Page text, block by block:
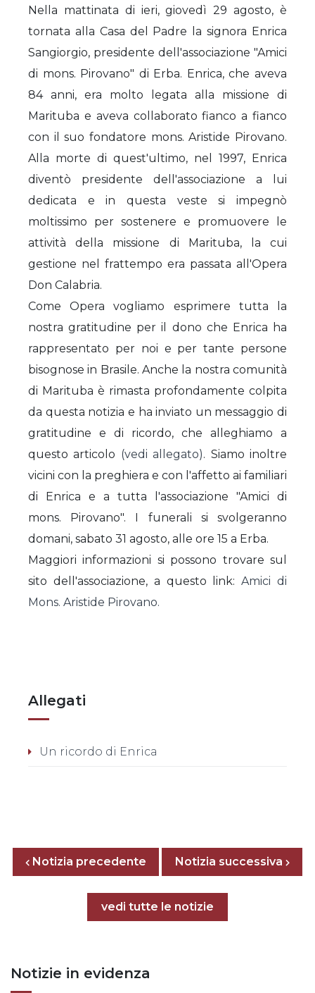
Nella mattinata di ieri, giovedì 29 agosto, è
tornata alla Casa del Padre la signora Enrica
Sangiorgio, presidente dell'associazione "Amici
di mons. Pirovano" di Erba. Enrica, che aveva
84 anni, era molto legata alla missione di
Marituba e aveva collaborato fianco a fianco
con il suo fondatore mons. Aristide Pirovano.
Alla morte di quest'ultimo, nel 1997, Enrica
diventò presidente dell'associazione a lui
dedicata e in questa veste si impegnò
moltissimo per sostenere e promuovere le
attività della missione di Marituba, la cui
gestione nel frattempo era passata all'Opera
Don Calabria.
Come Opera vogliamo esprimere tutta la
nostra gratitudine per il dono che Enrica ha
rappresentato per noi e per tante persone
bisognose in Brasile. Anche la nostra comunità
di Marituba è rimasta profondamente colpita
da questa notizia e ha inviato un messaggio di
gratitudine e di ricordo, che alleghiamo a
questo articolo (vedi allegato). Siamo inoltre
vicini con la preghiera e con l'affetto ai familiari
di Enrica e a tutta l'associazione "Amici di
mons. Pirovano". I funerali si svolgeranno
domani, sabato 31 agosto, alle ore 15 a Erba.
Maggiori informazioni si possono trovare sul
sito dell'associazione, a questo link:Amici di
Mons. Aristide Pirovano.
Allegati
Un ricordo di Enrica
Posts
Notizia precedente Previous page
Next page
Notizia successiva
Tutte le notizie
vedi tutte le notizie
Notizie in evidenza